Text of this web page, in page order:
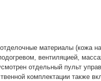
материалы (кожа
вентиляцией,
отдельный пульт
комплектации также